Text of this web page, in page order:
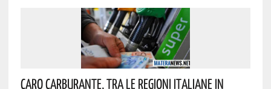
Caro Carburante, Tra Le Regioni Italiane In